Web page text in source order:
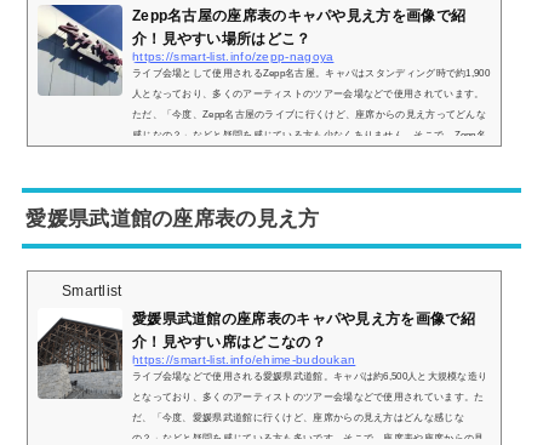
Zepp名古屋の座席表のキャパや見え方を画像で紹
介！見やすい場所はどこ？
https://smart-list.info/zepp-nagoya
ライブ会場として使用されるZepp名古屋。キャパはスタンディング時で約1,900
人となっており、多くのアーティストのツアー会場などで使用されています。
ただ、「今度、Zepp名古屋のライブに行くけど、座席からの見え方ってどんな
感じなの？」などと疑問を感じている方も少なくありません。そこで、Zepp名
pp名古屋の座席表の画像は以下の通りです。【スタンディング時の画像】会場
の造り...
愛媛県武道館の座席表の見え方
Smartlist
愛媛県武道館の座席表のキャパや見え方を画像で紹
介！見やすい席はどこなの？
https://smart-list.info/ehime-budoukan
ライブ会場などで使用される愛媛県武道館。キャパは約6,500人と大規模な造り
となっており、多くのアーティストのツアー会場などで使用されています。た
だ、「今度、愛媛県武道館に行くけど、座席からの見え方はどんな感じな
の？」などと疑問を感じている方も多いです。そこで、座席表や座席からの見